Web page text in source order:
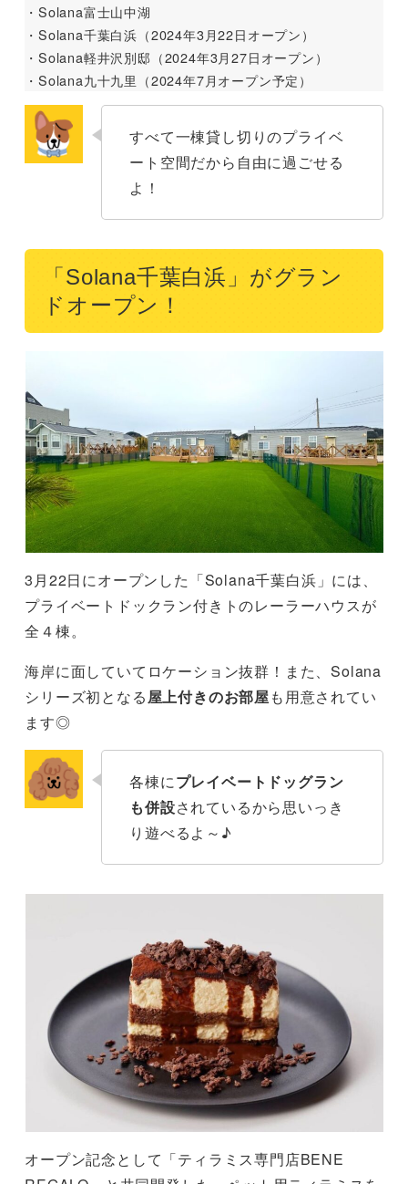
・Solana富士山中湖
・Solana千葉白浜（2024年3月22日オープン）
・Solana軽井沢別邸（2024年3月27日オープン）
・Solana九十九里（2024年7月オープン予定）
すべて一棟貸し切りのプライベ
ート空間だから自由に過ごせる
よ！
「Solana千葉白浜」がグラン
ドオープン！
3月22日にオープンした「Solana千葉白浜」には、
プライベートドックラン付きトのレーラーハウスが
全４棟。
海岸に面していてロケーション抜群！また、Solana
シリーズ初となる屋上付きのお部屋も用意されてい
ます◎
各棟にプレイベートドッグラン
も併設されているから思いっき
り遊べるよ～♪
オープン記念として「ティラミス専門店BENE